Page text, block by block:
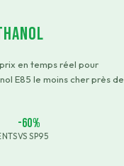
en temps réel pour
E85 le moins cher près de
-60%
VS SP95